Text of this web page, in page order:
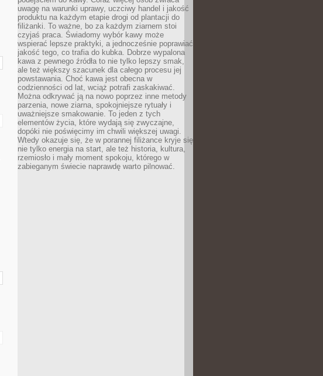
uwagę na warunki uprawy, uczciwy handel i jakość
produktu na każdym etapie drogi od plantacji do
filiżanki. To ważne, bo za każdym ziarnem stoi
czyjaś praca. Świadomy wybór kawy może
wspierać lepsze praktyki, a jednocześnie poprawiać
jakość tego, co trafia do kubka. Dobrze wypalona
kawa z pewnego źródła to nie tylko lepszy smak,
ale też większy szacunek dla całego procesu jej
powstawania. Choć kawa jest obecna w
codzienności od lat, wciąż potrafi zaskakiwać.
Można odkrywać ją na nowo poprzez inne metody
parzenia, nowe ziarna, spokojniejsze rytuały i
uważniejsze smakowanie. To jeden z tych
elementów życia, które wydają się zwyczajne,
dopóki nie poświęcimy im chwili większej uwagi.
Wtedy okazuje się, że w porannej filiżance kryje się
nie tylko energia na start, ale też historia, kultura,
rzemiosło i mały moment spokoju, którego w
zabieganym świecie naprawdę warto pilnować.